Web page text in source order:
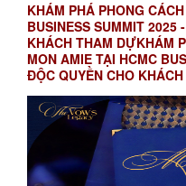
KHÁM PHÁ PHONG
BUSINESS SUMMIT
KHÁCH THAM DỰKHÁM
MON AMIE TẠI HCMC
ĐỘC QUYỀN CHO